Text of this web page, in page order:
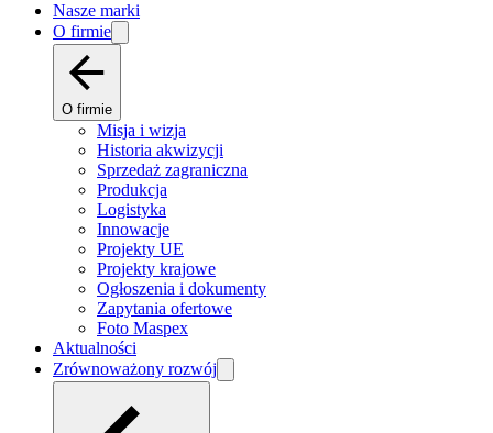
Nasze marki
O firmie
O firmie
Misja i wizja
Historia akwizycji
Sprzedaż zagraniczna
Produkcja
Logistyka
Innowacje
Projekty UE
Projekty krajowe
Ogłoszenia i dokumenty
Zapytania ofertowe
Foto Maspex
Aktualności
Zrównoważony rozwój